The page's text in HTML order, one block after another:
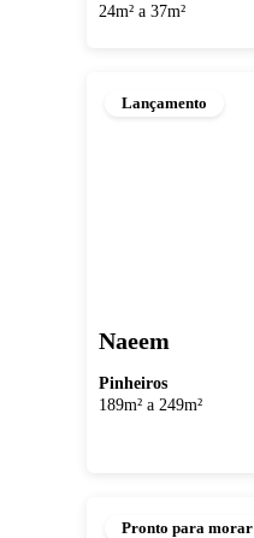
24m² a 37m²
Lançamento
Naeem
Pinheiros
189m² a 249m²
Pronto para morar